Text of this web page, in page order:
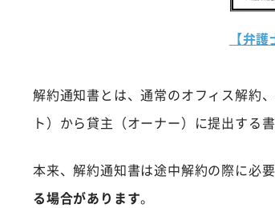
【弁
解約通知書とは、通常のオフィス解約
ト）から貸主（オーナー）に提出する書
本来、解約通知書は途中解約の際に必
る場合があります。